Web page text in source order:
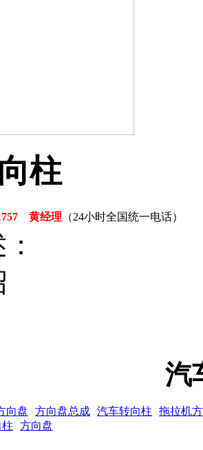
柱
黄经理 （24小时全国统一电话）
汽
向盘 方向盘总成 汽车转向柱
拖拉机
方向盘